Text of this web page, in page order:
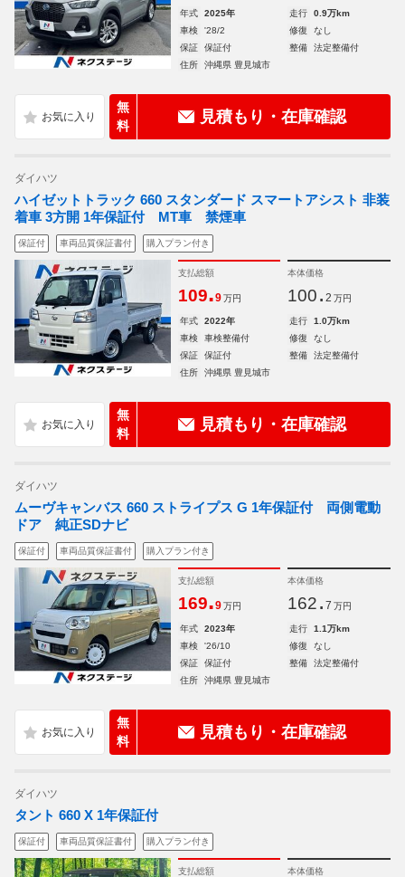
年式 2025年 走行
0.9万km
車検
'28/2 修復
なし
保証
保証付 整備
法定整備付
住所
沖縄県 豊見城市
無
料
見積もり・在庫確認
ダイハツ
ハイゼットトラック 660 スタンダード スマートアシスト 非装
着車 3方開 1年保証付 MT車 禁煙車
保証付 車両品質保証書付 購入プラン付き
支払総額
109.9 万円
本体価格
100. 2 万円
年式 2022年 走行
1.0万km
車検
車検整備付 修復
なし
保証
保証付 整備
法定整備付
住所
沖縄県 豊見城市
無
料
見積もり・在庫確認
ダイハツ
ムーヴキャンバス 660 ストライプス G 1年保証付 両側電動
ドア 純正SDナビ
保証付 車両品質保証書付 購入プラン付き
支払総額
169.9 万円
本体価格
162. 7 万円
年式 2023年 走行
1.1万km
車検
'26/10 修復
なし
保証
保証付 整備
法定整備付
住所
沖縄県 豊見城市
無
料
見積もり・在庫確認
ダイハツ
タント 660 X 1年保証付
保証付 車両品質保証書付 購入プラン付き
支払総額 本体価格